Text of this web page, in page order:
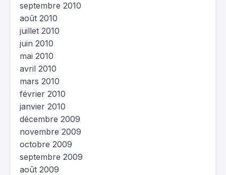
septembre 2010
août 2010
juillet 2010
juin 2010
mai 2010
avril 2010
mars 2010
février 2010
janvier 2010
décembre 2009
novembre 2009
octobre 2009
septembre 2009
août 2009